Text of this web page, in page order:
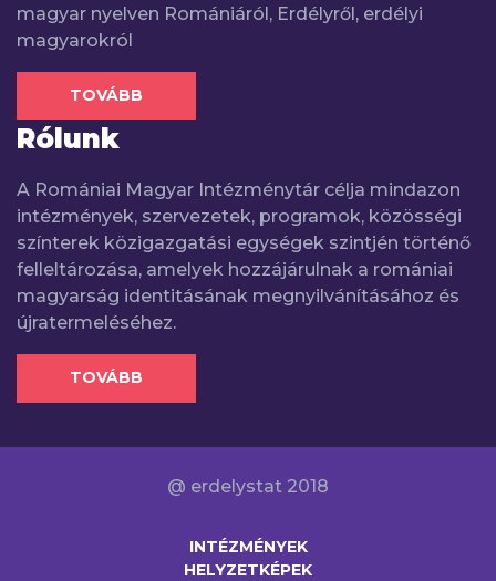
magyar nyelven Romániáról, Erdélyről, erdélyi
magyarokról
TOVÁBB
Rólunk
A Romániai Magyar Intézménytár célja mindazon
intézmények, szervezetek, programok, közösségi
színterek közigazgatási egységek szintjén történő
felleltározása, amelyek hozzájárulnak a romániai
magyarság identitásának megnyilvánításához és
újratermeléséhez.
TOVÁBB
@ erdelystat 2018
INTÉZMÉNYEK
HELYZETKÉPEK